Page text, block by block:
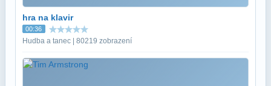
hra na klavir
00:36
Hudba a tanec | 80219 zobrazení